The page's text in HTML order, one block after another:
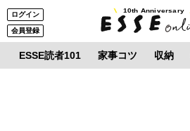
ログイン
会員登録
10th Anniversary
ESSE読者101 家事コツ 収納